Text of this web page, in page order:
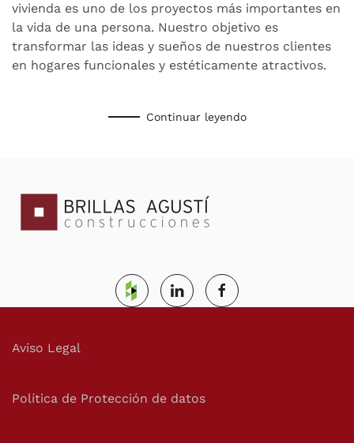
Brillas
Agustí
vivienda es uno de los proyectos más importantes en
la vida de una persona. Nuestro objetivo es
transformar las ideas y sueños de nuestros clientes
en hogares funcionales y estéticamente atractivos.
Continuar leyendo
Aviso Legal
Política de Protección de datos